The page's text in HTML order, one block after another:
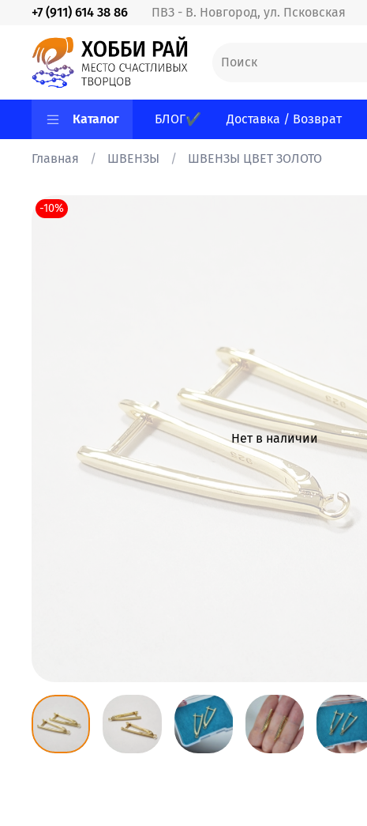
ПВЗ - В. Новгород, ул. Псковская
+7 (911) 614 38 86
Каталог БЛОГ✔ Доставка / Возврат
Главная ШВЕНЗЫ ШВЕНЗЫ ЦВЕТ ЗОЛОТО
Нет в наличии
-10%